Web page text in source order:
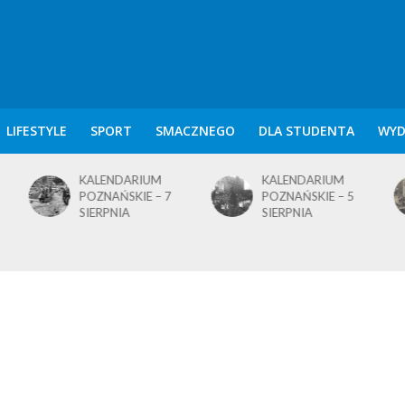
LIFESTYLE SPORT SMACZNEGO DLA STUDENTA
KALENDARIUM
POZNAŃSKIE – 7
SIERPNIA
KALENDARIUM
POZNAŃSKIE – 5
SIERPNIA